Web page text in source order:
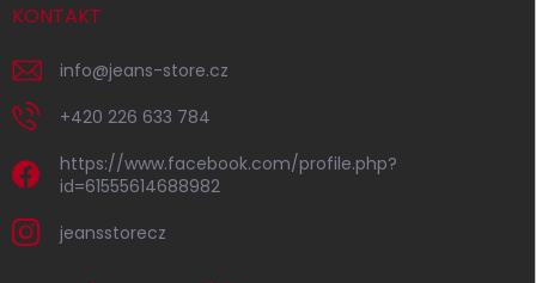
KONTAKT
info@jeans-store.cz
+420 226 633 784
https://www.facebook.com/profile.php?
id=61555614688982
jeansstorecz